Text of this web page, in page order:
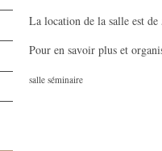
La location de la salle est de
Pour en savoir plus et
salle séminaire